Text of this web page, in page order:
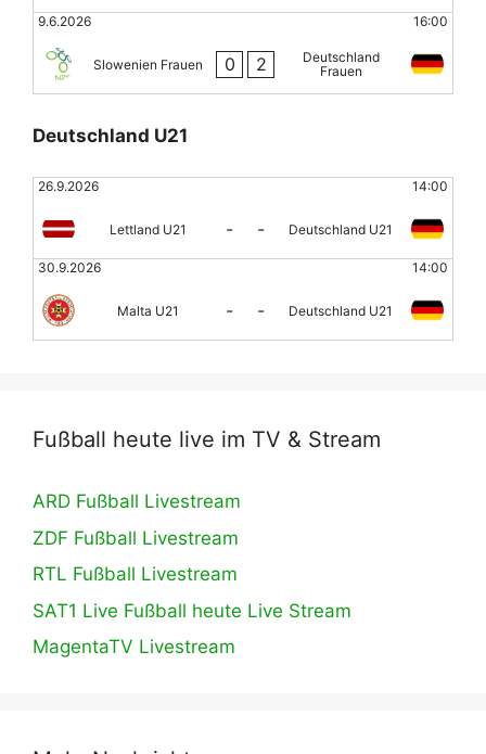
9.6.2026 16:00
Slowenien Frauen 0 2
Deutschland
Frauen
Deutschland U21
26.9.2026 14:00
Lettland U21 - - Deutschland U21
30.9.2026 14:00
Malta U21 - - Deutschland U21
Fußball heute live im TV & Stream
ARD Fußball Livestream
ZDF Fußball Livestream
RTL Fußball Livestream
SAT1 Live Fußball heute Live Stream
MagentaTV Livestream